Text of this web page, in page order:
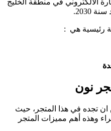
نون
تجده في هذا المتجر، حيث
وهذه أهم مميزات المتجر